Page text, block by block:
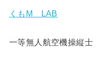
くもM LAB
一等無人航空機操縦士